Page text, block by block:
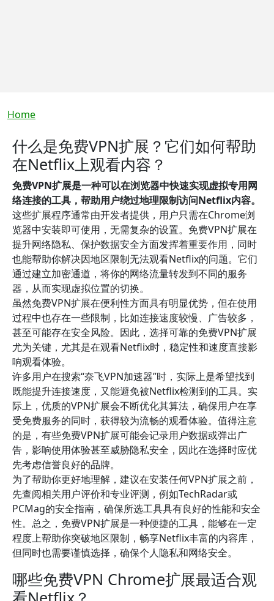
Breadcrumb
Home
什么是免费VPN扩展？它们如何帮助
在Netflix上观看内容？
免费VPN扩展是一种可以在浏览器中快速实现虚拟专用网
络连接的工具，帮助用户绕过地理限制访问Netflix内容。
这些扩展程序通常由开发者提供，用户只需在Chrome浏
览器中安装即可使用，无需复杂的设置。免费VPN扩展在
提升网络隐私、保护数据安全方面发挥着重要作用，同时
也能帮助你解决因地区限制无法观看Netflix的问题。它们
通过建立加密通道，将你的网络流量转发到不同的服务
器，从而实现虚拟位置的切换。
虽然免费VPN扩展在便利性方面具有明显优势，但在使用
过程中也存在一些限制，比如连接速度较慢、广告较多，
甚至可能存在安全风险。因此，选择可靠的免费VPN扩展
尤为关键，尤其是在观看Netflix时，稳定性和速度直接影
响观看体验。
许多用户在搜索“奈飞VPN加速器”时，实际上是希望找到
既能提升连接速度，又能避免被Netflix检测到的工具。实
际上，优质的VPN扩展会不断优化其算法，确保用户在享
受免费服务的同时，获得较为流畅的观看体验。值得注意
的是，有些免费VPN扩展可能会记录用户数据或弹出广
告，影响使用体验甚至威胁隐私安全，因此在选择时应优
先考虑信誉良好的品牌。
为了帮助你更好地理解，建议在安装任何VPN扩展之前，
先查阅相关用户评价和专业评测，例如TechRadar或
PCMag的安全指南，确保所选工具具有良好的性能和安全
性。总之，免费VPN扩展是一种便捷的工具，能够在一定
程度上帮助你突破地区限制，畅享Netflix丰富的内容库，
但同时也需要谨慎选择，确保个人隐私和网络安全。
哪些免费VPN Chrome扩展最适合观